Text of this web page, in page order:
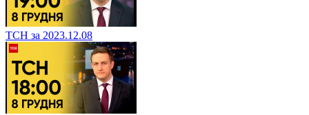
ТСН за 2023.12.08